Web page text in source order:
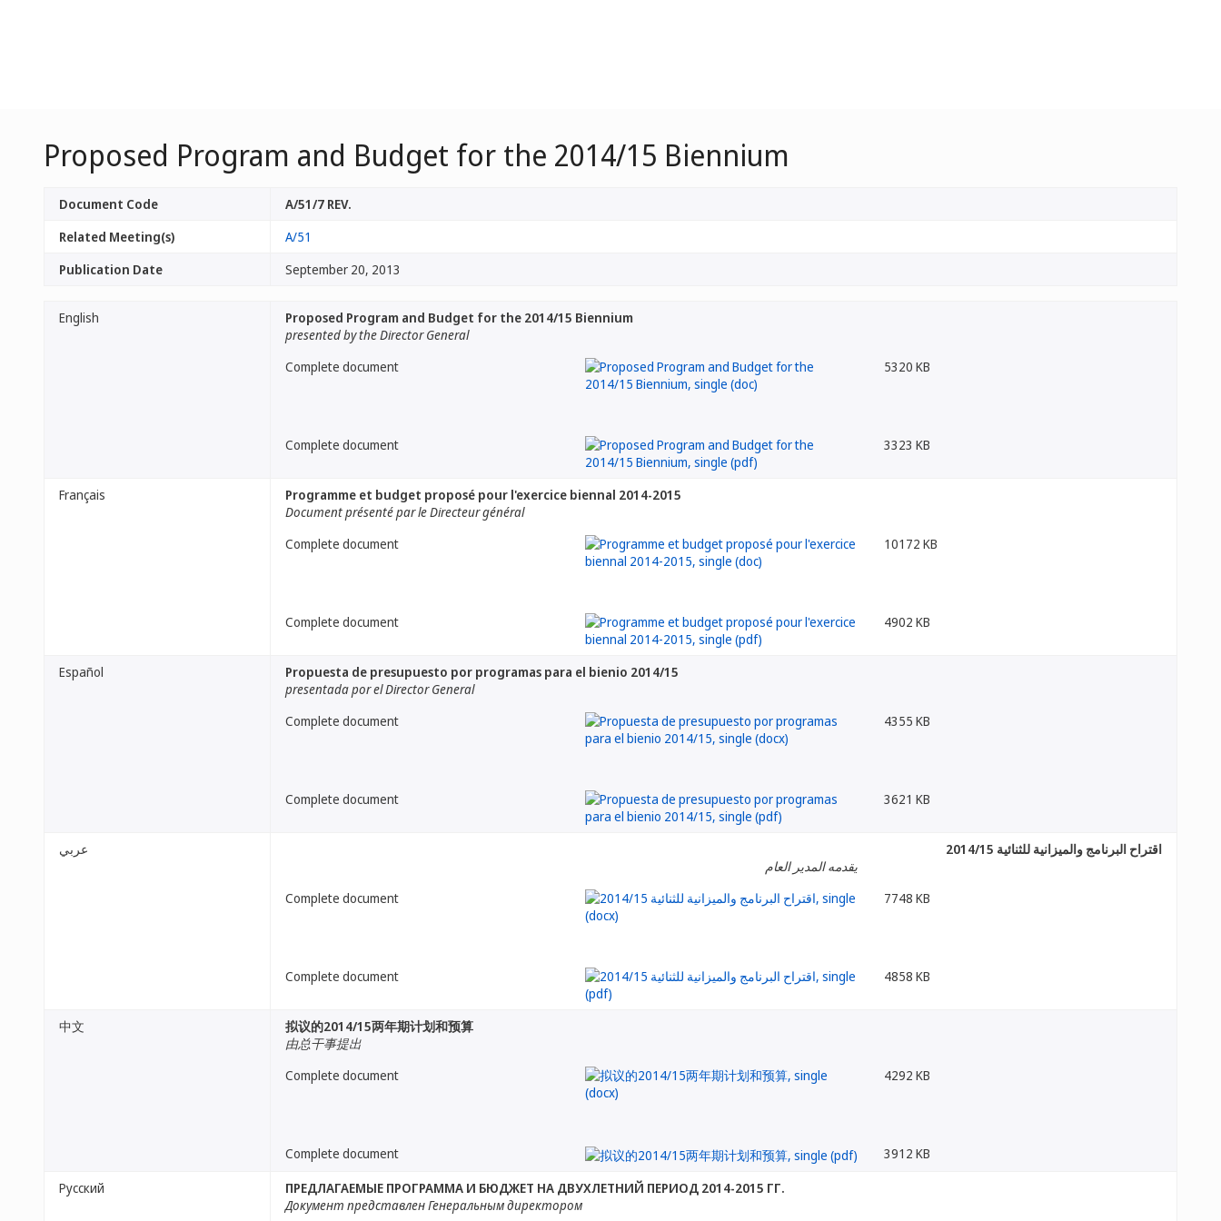
Proposed Program and Budget for the 2014/15 Biennium
Document Code
A/51/7 REV.
Related Meeting(s)
A/51
Publication Date
September 20, 2013
English
Proposed Program and Budget for the 2014/15 Biennium
presented by the Director General
Complete document
5320 KB
Complete document 3323 KB
Français
Programme et budget proposé pour l'exercice biennal 2014-2015
Document présenté par le Directeur général
Complete document
10172 KB
Complete document 4902 KB
Español
Propuesta de presupuesto por programas para el bienio 2014/15
presentada por el Director General
Complete document
4355 KB
Complete document 3621 KB
عربي
اقتراح البرنامج والميزانية للثنائية 2014/15
يقدمه المدير العام
Complete document
7748 KB
Complete document 4858 KB
中文
拟议的2014/15两年期计划和预算
由总干事提出
Complete document
4292 KB
Complete document
3912 KB
Русский
ПРЕДЛАГАЕМЫЕ ПРОГРАММА И БЮДЖЕТ НА ДВУХЛЕТНИЙ ПЕРИОД 2014-2015 ГГ.
Документ представлен Генеральным директором